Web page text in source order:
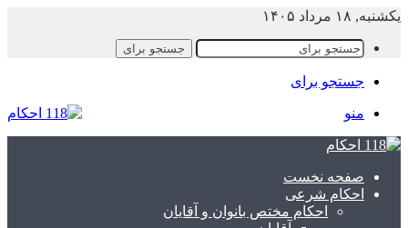
۱۸ مرداد ۱۴۰۵
جستجو برای
جستجو برای
منو
صفحه نخست
احکام شرعی
احکام مختص بانوان و آقایان